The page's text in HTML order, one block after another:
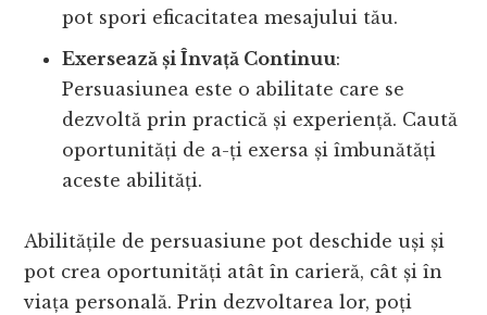
pot spori eficacitatea mesajului tău.
Exersează și Învață Continuu:
Persuasiunea este o abilitate care se
dezvoltă prin practică și experiență. Caută
oportunități de a-ți exersa și îmbunătăți
aceste abilități.
Abilitățile de persuasiune pot deschide uși și
pot crea oportunități atât în carieră, cât și în
viața personală. Prin dezvoltarea lor, poți